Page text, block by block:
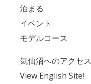
泊まる
イベント
モデルコース
気仙沼へのアクセス
View English Site!